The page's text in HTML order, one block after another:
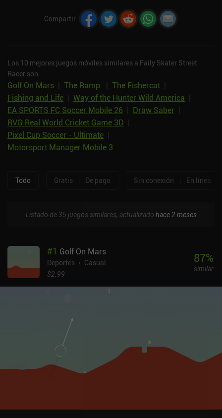
Compartir:
Los 10 mejores juegos móviles similares a Faily Skater Street
Racer son:
Golf On Mars The Ramp. The Fishercat
Fishing and Life
Way of the Hunter Wild America
EA SPORTS FC Soccer Mobile 26
Draw Saber
RVG Real World Cricket Game 3D
Pixel Cup Soccer - Ultimate
Motorsport Manager Mobile 3
Todo Gratis De pago Sin conexión En línea
Listado de 35 juegos similares, actualizado hace 2 meses
#1 Golf On Mars
Deportes
Casual
$2.99
87%
similar